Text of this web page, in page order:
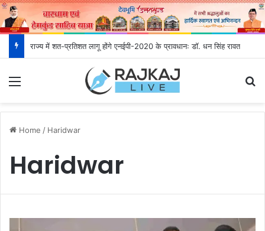
राज्य में शत-प्रतिशत लागू होंगे एनईपी-2020 के प्रावधानः डाॅ. धन सिंह रावत
Home / Haridwar
Haridwar